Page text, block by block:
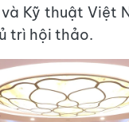
Kỹ thuật Việt
trì hội thảo.